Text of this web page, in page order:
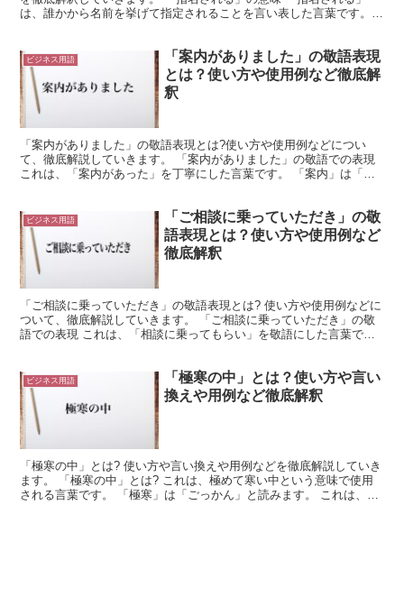
は、誰かから名前を挙げて指定されることを言い表した言葉です。
ビジネス用語
「案内がありました」の敬語表現
とは？使い方や使用例など徹底解
釈
「案内がありました」の敬語表現とは?使い方や使用例などについ
て、徹底解説していきます。 「案内がありました」の敬語での表現
これは、「案内があった」を丁寧にした言葉です。 「案内」は「知
ビジネス用語
「ご相談に乗っていただき」の敬
語表現とは？使い方や使用例など
徹底解釈
「ご相談に乗っていただき」の敬語表現とは? 使い方や使用例などに
ついて、徹底解説していきます。 「ご相談に乗っていただき」の敬
語での表現 これは、「相談に乗ってもらい」を敬語にした言葉で
ビジネス用語
「極寒の中」とは？使い方や言い
換えや用例など徹底解釈
「極寒の中」とは? 使い方や言い換えや用例などを徹底解説していき
ます。 「極寒の中」とは? これは、極めて寒い中という意味で使用
される言葉です。 「極寒」は「ごっかん」と読みます。 これは、と